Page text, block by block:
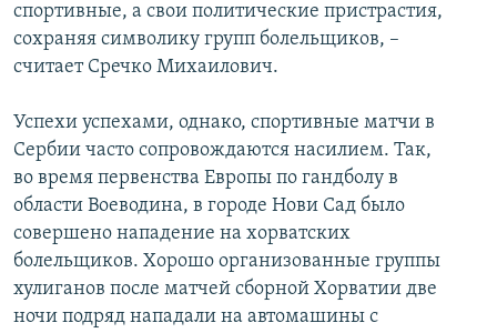
спортивные, а свои политические пристрастия,
сохраняя символику групп болельщиков, –
считает Сречко Михаилович.
Успехи успехами, однако, спортивные матчи в
Сербии часто сопровождаются насилием. Так,
во время первенства Европы по гандболу в
области Воеводина, в городе Нови Сад было
совершено нападение на хорватских
болельщиков. Хорошо организованные группы
хулиганов после матчей сборной Хорватии две
ночи подряд нападали на автомашины с